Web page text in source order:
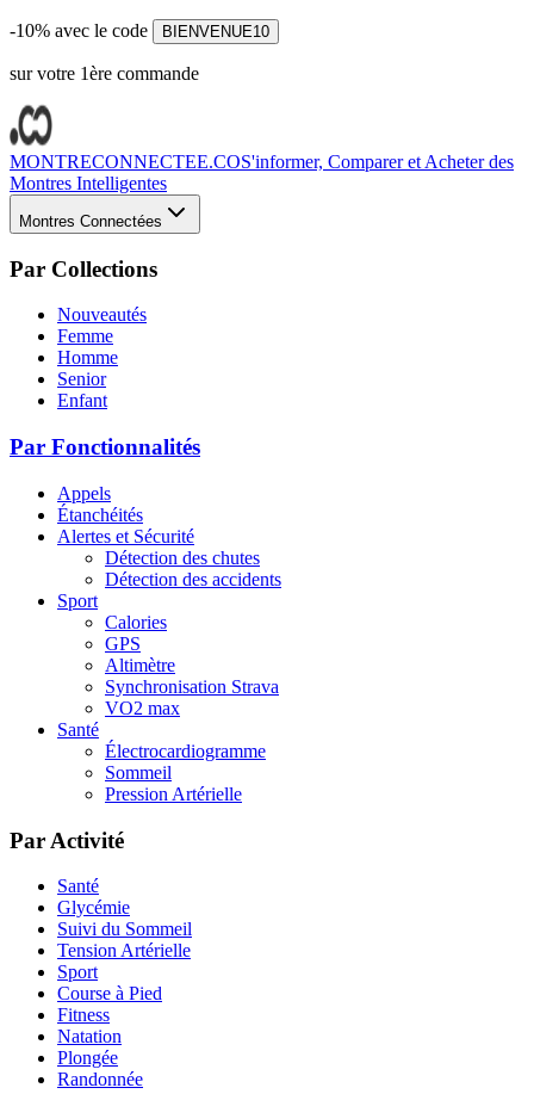
-10% avec le code BIENVENUE10
sur votre 1ère commande
MONTRECONNECTEE.COS'informer, Comparer et Acheter des
Montres Intelligentes
Montres Connectées
Par Collections
Nouveautés
Femme
Homme
Senior
Enfant
Par Fonctionnalités
Appels
Étanchéités
Alertes et Sécurité
Détection des chutes
Détection des accidents
Sport
Calories
GPS
Altimètre
Synchronisation Strava
VO2 max
Santé
Électrocardiogramme
Sommeil
Pression Artérielle
Par Activité
Santé
Glycémie
Suivi du Sommeil
Tension Artérielle
Sport
Course à Pied
Fitness
Natation
Plongée
Randonnée